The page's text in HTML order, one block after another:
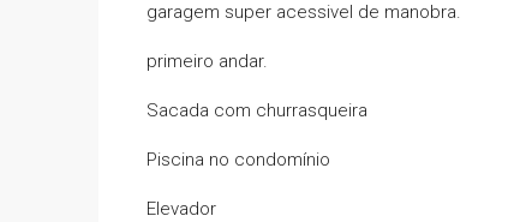
garagem super acessivel de manobra.
primeiro andar.
Sacada com churrasqueira
Piscina no condomínio
Elevador